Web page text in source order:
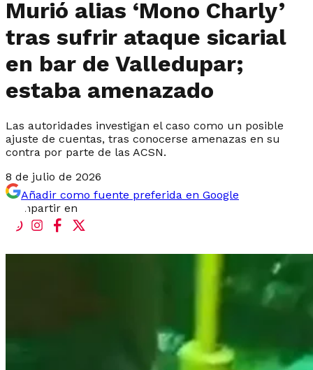
Murió alias ‘Mono Charly’
tras sufrir ataque sicarial
en bar de Valledupar;
estaba amenazado
Las autoridades investigan el caso como un posible
ajuste de cuentas, tras conocerse amenazas en su
contra por parte de las ACSN.
8 de julio de 2026
Añadir como fuente preferida en Google
Compartir en